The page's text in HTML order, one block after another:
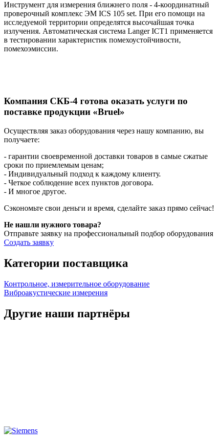
Инструмент для измерения ближнего поля - 4-координатный
проверочный комплекс ЭМ ICS 105 set. При его помощи на
исследуемой территории определятся высочайшая точка
излучения. Автоматическая система Langer ICT1 применяется
в тестировании характеристик помехоустойчивости,
помехоэмиссии.
Компания СКБ-4 готова оказать услуги по
поставке продукции «Bruel»
Осуществляя заказ оборудования через нашу компанию, вы
получаете:
- гарантии своевременной доставки товаров в самые сжатые
сроки по приемлемым ценам;
- Индивидуальный подход к каждому клиенту.
- Четкое соблюдение всех пунктов договора.
- И многое другое.
Сэкономьте свои деньги и время, сделайте заказ прямо сейчас!
Не нашли нужного товара?
Отправьте заявку на профессиональный подбор оборудования
Создать заявку
Категории поставщика
Контрольное, измерительное оборудование
Виброакустические измерения
Другие наши партнёры